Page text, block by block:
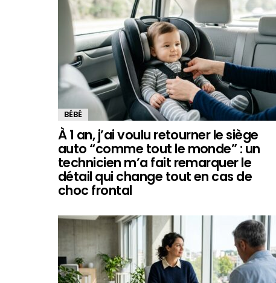
BÉBÉ
À 1 an, j’ai voulu retourner le siège
auto “comme tout le monde” : un
technicien m’a fait remarquer le
détail qui change tout en cas de
choc frontal